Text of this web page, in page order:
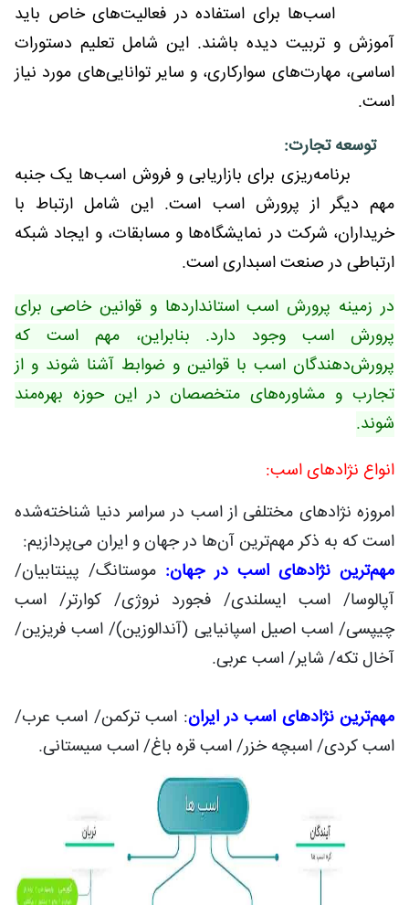
اسب‌ها برای استفاده در فعالیت‌های خاص باید
آموزش و تربیت دیده باشند. این شامل تعلیم دستورات
اساسی، مهارت‌های سوارکاری، و سایر توانایی‌های مورد نیاز
است.
توسعه تجارت:
برنامه‌ریزی برای بازاریابی و فروش اسب‌ها یک جنبه
مهم دیگر از پرورش اسب است. این شامل ارتباط با
خریداران، شرکت در نمایشگاه‌ها و مسابقات، و ایجاد شبکه
ارتباطی در صنعت اسبداری است.
در زمینه پرورش اسب استانداردها و قوانین خاصی برای
پرورش اسب وجود دارد. بنابراین، مهم است که
پرورش‌دهندگان اسب با قوانین و ضوابط آشنا شوند و از
تجارب و مشاوره‌های متخصصان در این حوزه بهره‌مند
شوند.
انواع نژادهای اسب:
امروزه نژادهای مختلفی از اسب در سراسر دنیا شناخته‌شده
است که به ذکر مهم‌ترین آن‌ها در جهان و ایران می‌پردازیم:
مهم‌ترین نژادهای اسب در جهان: موستانگ/ پینتابیان/
آپالوسا/ اسب ایسلندی/ فجورد نروژی/ کوارتر/ اسب
چیپسی/ اسب اصیل اسپانیایی (آندالوزین)/ اسب فریزین/
آخال تکه/ شایر/ اسب عربی.
مهم‌ترین نژادهای اسب در ایران: اسب ترکمن/ اسب عرب/
اسب کردی/ اسبچه خزر/ اسب قره باغ/ اسب سیستانی.